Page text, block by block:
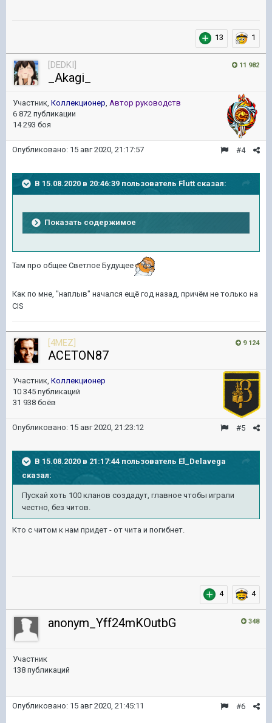
13 1
11 982
[DEDKI]
_Akagi_
Участник, Коллекционер, Автор руководств
6 872 публикации
14 293 боя
#4
Опубликовано: 15 авг 2020, 21:17:57
В 15.08.2020 в 20:46:39 пользователь Flutt сказал:
Показать содержимое
Там про общее Светлое Будущее
Как по мне, "наплыв" начался ещё год назад, причём не только на
CIS
9 124
[4MEZ]
ACETON87
Участник, Коллекционер
10 345 публикаций
31 938 боёв
#5
Опубликовано: 15 авг 2020, 21:23:12
В 15.08.2020 в 21:17:44 пользователь El_Delavega
сказал:
Пускай хоть 100 кланов создадут, главное чтобы играли
честно, без читов.
Кто с читом к нам придет - от чита и погибнет.
4 4
348
anonym_Yff24mKOutbG
Участник
138 публикаций
#6
Опубликовано: 15 авг 2020, 21:45:11